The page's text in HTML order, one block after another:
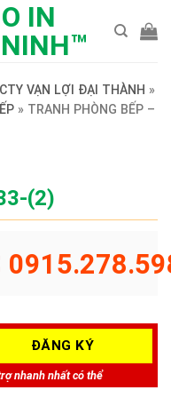
VẠN LỢI ĐẠI THÀNH »
» TRANH PHÒNG BẾP –
(2)
nhanh nhất có thể